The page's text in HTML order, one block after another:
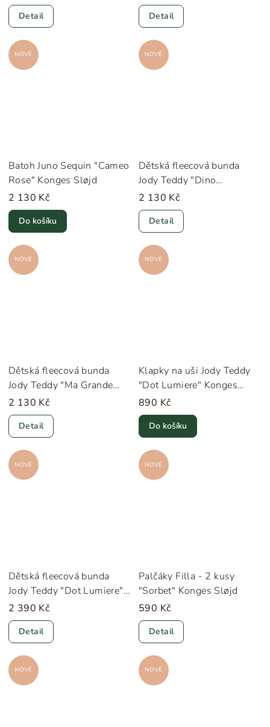
Detail Detail
NOVÉ
Batoh Juno Sequin "Cameo
Rose" Konges Sløjd
2 130 Kč
Do košíku
NOVÉ
Dětská fleecová bunda
Jody Teddy "Dino
Silhouette" Konges Sløjd
2 130 Kč
Detail
NOVÉ
Dětská fleecová bunda
Jody Teddy "Ma Grande
Cerise Blush" Konges Sløjd
2 130 Kč
Detail
NOVÉ
Klapky na uši Jody Teddy
"Dot Lumiere" Konges
Sløjd
890 Kč
Do košíku
NOVÉ
Dětská fleecová bunda
Jody Teddy "Dot Lumiere"
Konges Sløjd
2 390 Kč
Detail
NOVÉ
Palčáky Filla - 2 kusy
"Sorbet" Konges Sløjd
590 Kč
Detail
NOVÉ NOVÉ